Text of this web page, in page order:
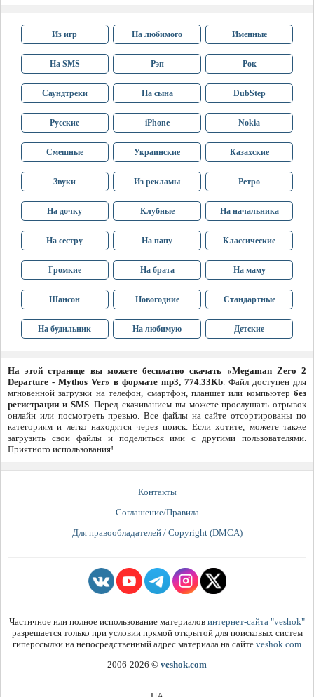
Из игр На любимого Именные
На SMS Рэп Рок
Саундтреки На сына DubStep
Русские iPhone Nokia
Смешные Украинские Казахские
Звуки Из рекламы Ретро
На дочку Клубные На начальника
На сестру На папу Классические
Громкие На брата На маму
Шансон Новогодние Стандартные
На будильник На любимую Детские
На этой странице вы можете бесплатно скачать «Megaman Zero 2
Departure - Mythos Ver» в формате mp3, 774.33Kb. Файл доступен для
мгновенной загрузки на телефон, смартфон, планшет или компьютер без
регистрации и SMS. Перед скачиванием вы можете прослушать отрывок
онлайн или посмотреть превью. Все файлы на сайте отсортированы по
категориям и легко находятся через поиск. Если хотите, можете также
загрузить свои файлы и поделиться ими с другими пользователями.
Приятного использования!
Контакты
Соглашение/Правила
Для правообладателей / Copyright (DMCA)
Частичное или полное использование материалов интернет-сайта "veshok"
разрешается только при условии прямой открытой для поисковых систем
гиперссылки на непосредственный адрес материала на сайте veshok.com
2006-2026 © veshok.com